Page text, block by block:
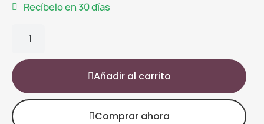
Recíbelo en 30 días
Añadir al carrito
Comprar ahora